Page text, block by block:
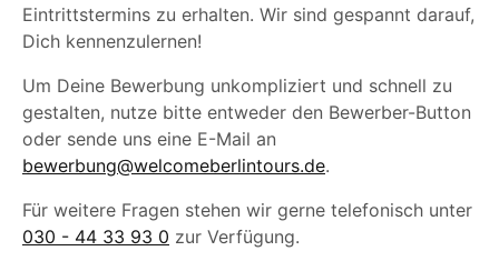
Eintrittstermins zu erhalten. Wir sind gespannt darauf,
Dich kennenzulernen!
Um Deine Bewerbung unkompliziert und schnell zu
gestalten, nutze bitte entweder den Bewerber-Button
oder sende uns eine E-Mail an
bewerbung@welcomeberlintours.de.
Für weitere Fragen stehen wir gerne telefonisch unter
030 - 44 33 93 0 zur Verfügung.